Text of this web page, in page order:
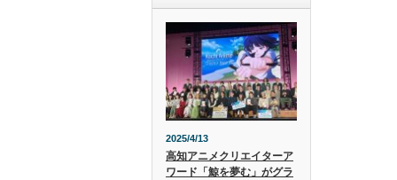
2025/4/13
高知アニメクリエイターア
ワード「鯨を夢む」がグラ